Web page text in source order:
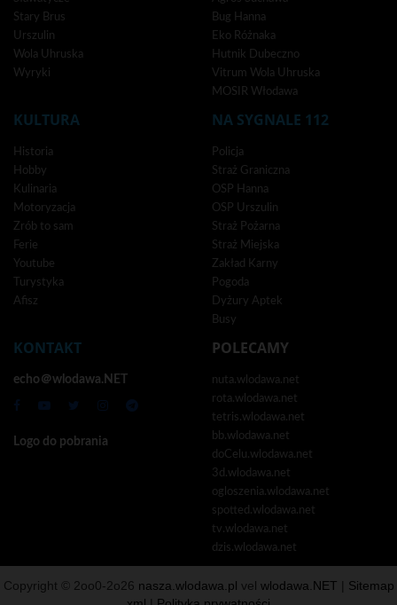
Stary Brus
Urszulin
Wola Uhruska
Wyryki
Bug Hanna
Eko Różnaka
Hutnik Dubeczno
Vitrum Wola Uhruska
MOSIR Włodawa
KULTURA
Historia
Hobby
Kulinaria
Motoryzacja
Zrób to sam
Ferie
Youtube
Turystyka
Afisz
NA SYGNALE 112
Policja
Straż Graniczna
OSP Hanna
OSP Urszulin
Straż Pożarna
Straż Miejska
Zakład Karny
Pogoda
Dyżury Aptek
Busy
KONTAKT
echo＠wlodawa.NET
Logo do pobrania
POLECAMY
nuta.wlodawa.net
rota.wlodawa.net
tetris.wlodawa.net
bb.wlodawa.net
doCelu.wlodawa.net
3d.wlodawa.net
ogloszenia.wlodawa.net
spotted.wlodawa.net
tv.wlodawa.net
dzis.wlodawa.net
Copyright © 2oo0-2o26 nasza.wlodawa.pl vel wlodawa.NET
Sitemap